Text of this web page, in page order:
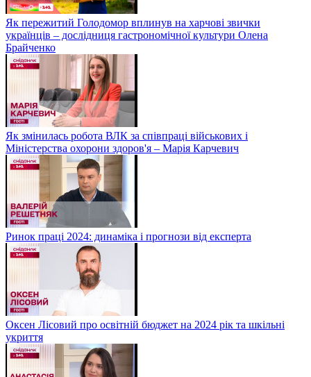
Як пережитий Голодомор вплинув на харчові звички
українців – дослідниця гастрономічної культури Олена
Брайченко
Як змінилась робота ВЛК за співпраці військових і
Міністерства охорони здоров'я – Марія Карчевич
Ринок праці 2024: динаміка і прогнози від експерта
Оксен Лісовий про освітній бюджет на 2024 рік та шкільні
укриття